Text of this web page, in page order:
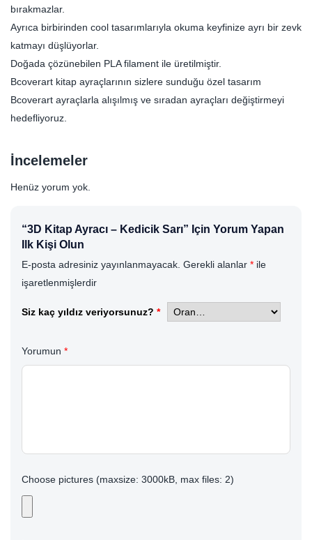
bırakmazlar.
Ayrıca birbirinden cool tasarımlarıyla okuma keyfinize ayrı bir zevk
katmayı düşlüyorlar.
Doğada çözünebilen PLA filament ile üretilmiştir.
Bcoverart kitap ayraçlarının sizlere sunduğu özel tasarım
Bcoverart ayraçlarla alışılmış ve sıradan ayraçları değiştirmeyi
hedefliyoruz.
İncelemeler
Henüz yorum yok.
“3D Kitap Ayracı – Kedicik Sarı” Için Yorum Yapan
Ilk Kişi Olun
E-posta adresiniz yayınlanmayacak. Gerekli alanlar * ile
işaretlenmişlerdir
Siz kaç yıldız veriyorsunuz? *
Yorumun *
Choose pictures (maxsize: 3000kB, max files: 2)